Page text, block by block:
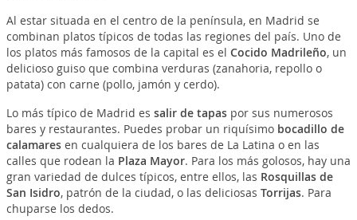
Al estar situada en el centro de la península, en Madrid se
combinan platos típicos de todas las regiones del país. Uno de
los platos más famosos de la capital es el Cocido Madrileño, un
delicioso guiso que combina verduras (zanahoria, repollo o
patata) con carne (pollo, jamón y cerdo).
Lo más típico de Madrid es salir de tapaspor sus numerosos
bares y restaurantes. Puedes probar un riquísimo bocadillo de
calamaresen cualquiera de los bares de La Latina o en las
calles que rodean la Plaza Mayor. Para los más golosos, hay una
gran variedad de dulces típicos, entre ellos, las Rosquillas de
San Isidro, patrón de la ciudad, o las deliciosas Torrijas. Para
chuparse los dedos.